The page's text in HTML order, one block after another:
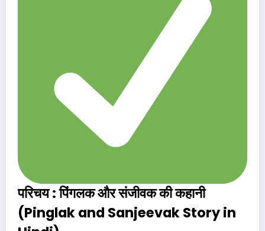
परिचय:पिंगलक और संजीवक की कहानी
(Pinglak and Sanjeevak Story in